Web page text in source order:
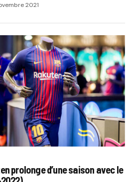
2021
prolonge d’une saison avec le